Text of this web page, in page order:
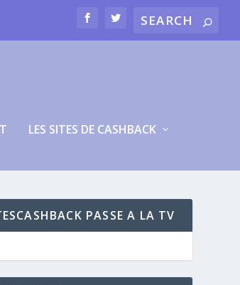
LES SITES DE CASHBACK
PASSE A LA TV